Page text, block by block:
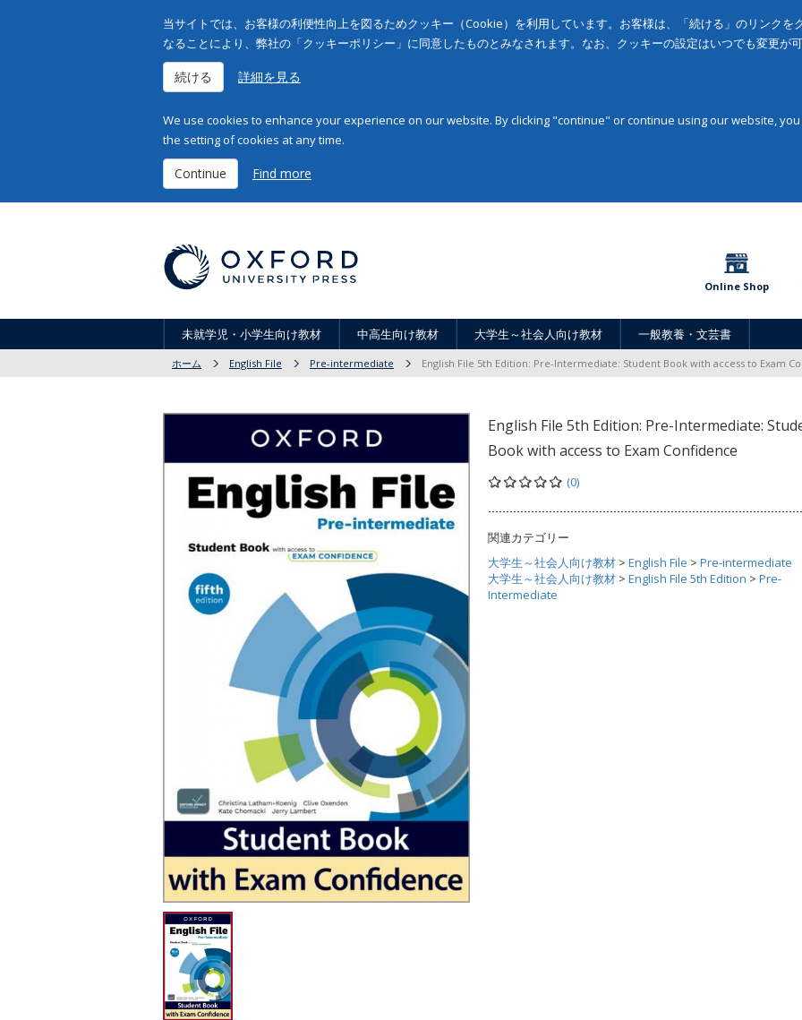
当サイトでは、お客様の利便性向上を図るためクッキー（Cookie）を利用しています。お客様は、「続ける」のリンクを
なることにより、弊社の「クッキーポリシー」に同意したものとみなされます。なお、クッキーの設定はいつでも変更が可
続ける 詳細を見る
We use cookies to enhance your experience on our website. By clicking "continue" or continue using our website,
the setting of cookies at any time.
Continue Find more
Online Shop
未就学児・小学生向け教材 中高生向け教材 大学生～社会人向け教材 一般教養・文芸書
ホーム English File Pre-intermediate English File 5th Edition: Pre-Intermediate: Student Book with access to Exam
English File 5th Edition: Pre-Intermediate:
Book with access to Exam Confidence
(0)
関連カテゴリー
大学生～社会人向け教材 > English File > Pre-intermediate
大学生～社会人向け教材 > English File 5th Edition > Pre-
Intermediate